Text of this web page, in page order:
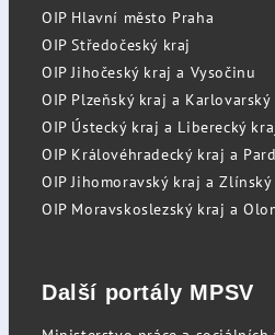
OIP Hlavní město Praha
OIP Středočeský kraj
OIP Jihočeský kraj a Vysočinu
OIP Plzeňský kraj a Karlovarský
OIP Ústecký kraj a Liberecký
OIP Královéhradecký kraj a
OIP Jihomoravský kraj a
OIP Moravskoslezský kraj a
Další portály MPSV